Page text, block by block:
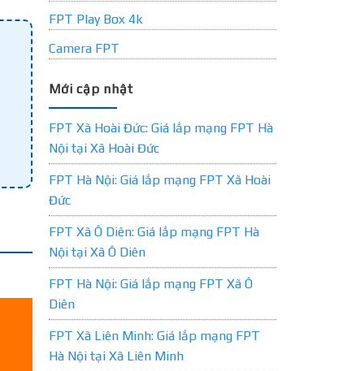
FPT Play Box 4k
Camera FPT
Mới cập nhật
FPT Xã Hoài Đức: Giá lắp mạng FPT Hà
Nội tại Xã Hoài Đức
FPT Hà Nội: Giá lắp mạng FPT Xã Hoài
Đức
FPT Xã Ô Diên: Giá lắp mạng FPT Hà
Nội tại Xã Ô Diên
FPT Hà Nội: Giá lắp mạng FPT Xã Ô
Diên
FPT Xã Liên Minh: Giá lắp mạng FPT
Hà Nội tại Xã Liên Minh